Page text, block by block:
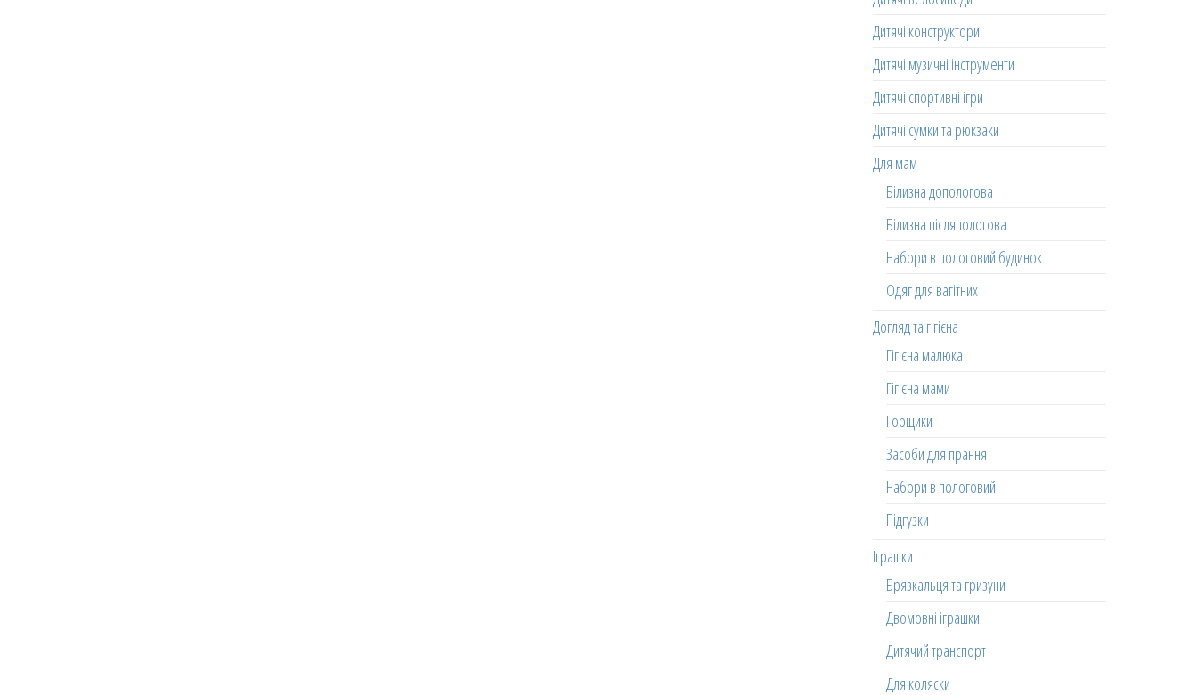
Дитячі конструктори
Дитячі музичні інструменти
Дитячі спортивні ігри
Дитячі сумки та рюкзаки
Для мам
Білизна допологова
Білизна післяпологова
Набори в пологовий будинок
Одяг для вагітних
Догляд та гігієна
Гігієна малюка
Гігієна мами
Горщики
Засоби для прання
Набори в пологовий
Підгузки
Іграшки
Брязкальця та гризуни
Двомовні іграшки
Дитячий транспорт
Для коляски